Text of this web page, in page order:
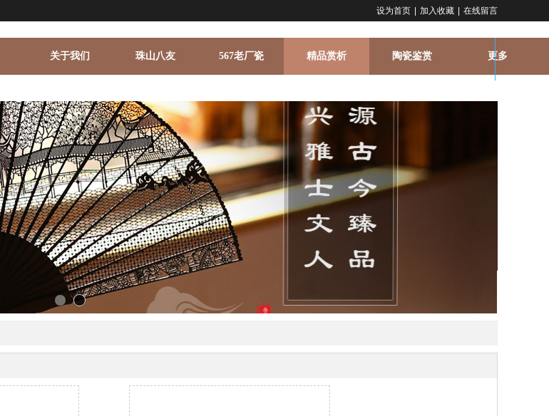
关于我们 珠山八友 567老厂瓷 精品赏析 陶瓷鉴赏 更多
设为首页 加入收藏 在线留言